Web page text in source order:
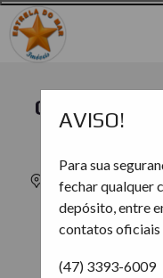
AVISO!
Para sua
fechar qualquer
depósito, entre
contatos oficiais
(47) 3393-6009
MAR NO
R. Rouxinol, 2 -